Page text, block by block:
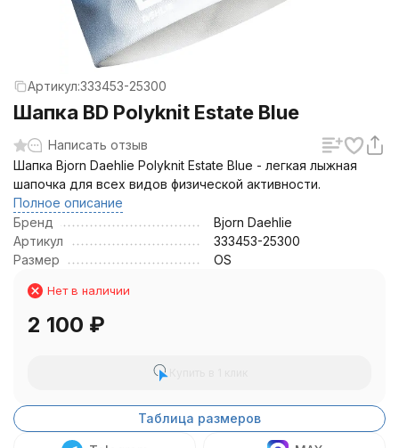
Артикул:333453-25300
Шапка BD Polyknit Estate Blue
Написать отзыв
Шапка Bjorn Daehlie Polyknit Estate Blue - легкая лыжная
шапочка для всех видов физической активности.
Полное описание
Бренд
Bjorn Daehlie
Артикул
333453-25300
Размер
OS
Нет в наличии
2 100 ₽
Таблица размеров